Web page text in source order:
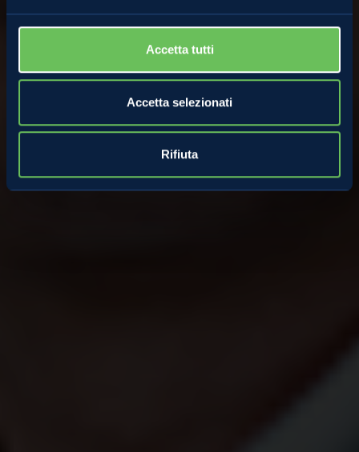
Accetta tutti
Accetta selezionati
Rifiuta